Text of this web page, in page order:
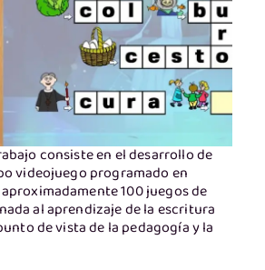
consiste en el desarrollo de
videojuego programado en
100 juegos de
al aprendizaje de la escritura
de vista de la pedagogía y la